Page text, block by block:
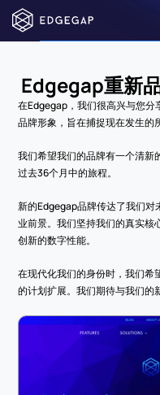
Edgegap重新
在Edgegap，我们很高兴与您分
品牌形象，旨在捕捉现在发生的
我们希望我们的品牌有一个清新
过去36个月中的旅程。
新的Edgegap品牌传达了我们
业前景。我们坚持我们的真实核
创新的数字性能。
在现代化我们的身份时，我们希
的计划扩展。我们期待与我们的